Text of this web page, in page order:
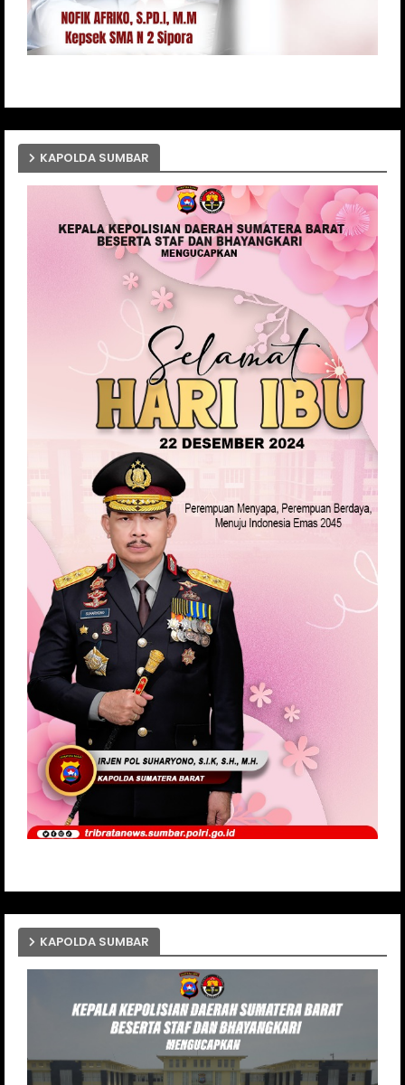
KAPOLDA SUMBAR
KAPOLDA SUMBAR